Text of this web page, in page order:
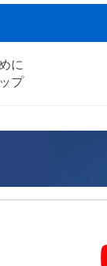
に
プ